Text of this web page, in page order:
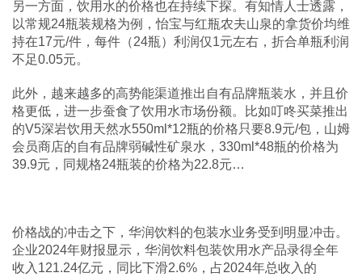
另一方面，饮用水的价格也在持续下探。有知情人士透露，
以常规24瓶装规格为例，怡宝与红瓶农夫山泉的拿货价均维
持在17元/件，每件（24瓶）利润仅1元左右，折合单瓶利润
不足0.05元。
此外，越来越多的高势能渠道推出自有品牌瓶装水，并且价
格更低，进一步蚕食了饮用水市场份额。比如叮咚买菜推出
的V5深岩饮用天然水550ml*12瓶的价格只要8.9元/包，山姆
会员商店的自有品牌弱碱性矿泉水，330ml*48瓶的价格为
39.9元，同规格24瓶装的价格为22.8元…
价格战的冲击之下，华润饮料的包装水业务受到明显冲击。
企业2024年财报显示，华润饮料包装饮用水产品录得全年
收入121.24亿元，同比下滑2.6%，占2024年总收入的